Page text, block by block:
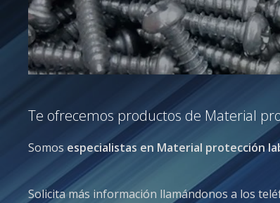
Te ofrecemos productos de Material
Somos especialistas en Material protección
Solicita más información llamándonos a los